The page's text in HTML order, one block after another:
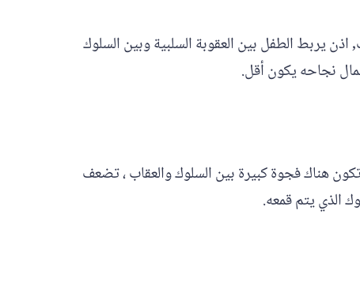
يربط الطفل بين العقوبة السلبية وبين السلوك
نجاحه يكون أقل.
تكون هناك فجوة كبيرة بين السلوك والعقاب ، تضعف
الذي يتم قمعه.